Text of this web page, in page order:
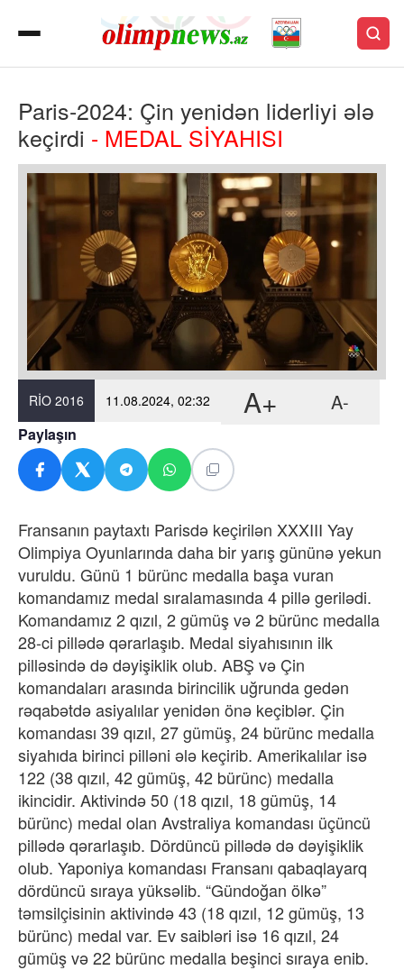
Paris-2024: Çin yenidən liderliyi ələ
keçirdi - MEDAL SİYAHISI
RIO 2016 11.08.2024, 02:32 A+ A-
Paylaşın
Fransanın paytaxtı Parisdə keçirilən XXXIII Yay
Olimpiya Oyunlarında daha bir yarış gününə yekun
vuruldu. Günü 1 bürünc medalla başa vuran
komandamız medal sıralamasında 4 pillə gerilədi.
Komandamız 2 qızıl, 2 gümüş və 2 bürünc medalla
28-ci pillədə qərarlaşıb. Medal siyahısının ilk
pilləsində də dəyişiklik olub. ABŞ və Çin
komandaları arasında birincilik uğrunda gedən
rəqabətdə asiyalılar yenidən önə keçiblər. Çin
komandası 39 qızıl, 27 gümüş, 24 bürünc medalla
siyahıda birinci pilləni ələ keçirib. Amerikalılar isə
122 (38 qızıl, 42 gümüş, 42 bürünc) medalla
ikincidir. Aktivində 50 (18 qızıl, 18 gümüş, 14
bürünc) medal olan Avstraliya komandası üçüncü
pillədə qərarlaşıb. Dördüncü pillədə də dəyişiklik
olub. Yaponiya komandası Fransanı qabaqlayarq
dördüncü sıraya yüksəlib. “Gündoğan ölkə”
təmsilçisinin aktivində 43 (18 qızıl, 12 gümüş, 13
bürünc) medal var. Ev saibləri isə 16 qızıl, 24
gümüş və 22 bürünc medalla beşinci sıraya enib.